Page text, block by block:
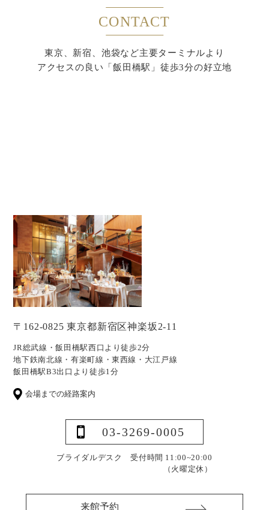
CONTACT
東京、新宿、池袋など主要ターミナルより
アクセスの良い「飯田橋駅」徒歩3分の好立地
〒162-0825 東京都新宿区神楽坂2-11
JR総武線・飯田橋駅西口より徒歩2分
地下鉄南北線・有楽町線・東西線・大江戸線
飯田橋駅B3出口より徒歩1分
会場までの経路案内
03-3269-0005
ブライダルデスク 受付時間 11:00~20:00
（火曜定休）
来館予約